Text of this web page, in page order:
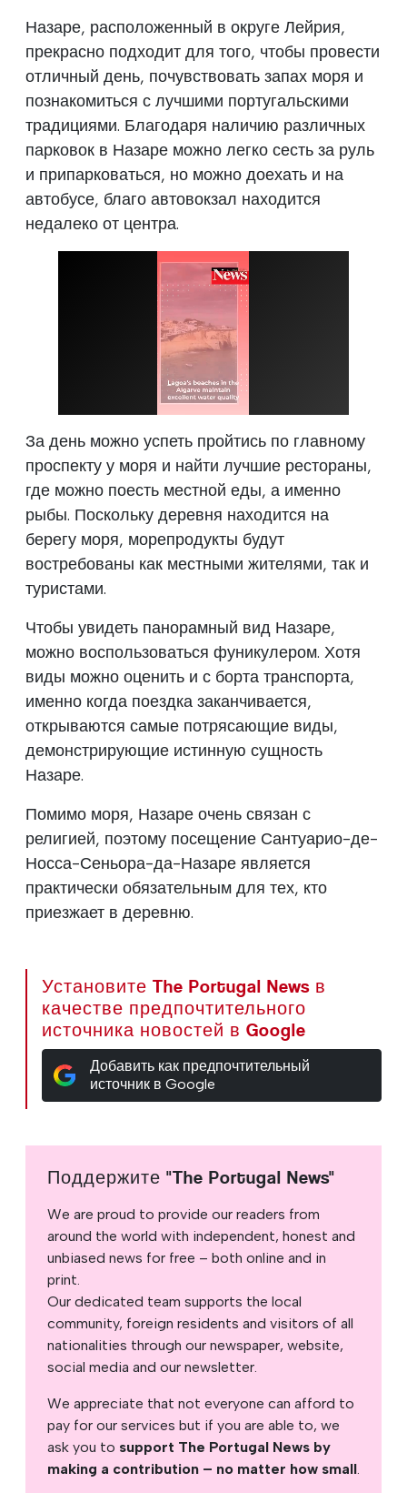
Назаре, расположенный в округе Лейрия,
прекрасно подходит для того, чтобы провести
отличный день, почувствовать запах моря и
познакомиться с лучшими португальскими
традициями. Благодаря наличию различных
парковок в Назаре можно легко сесть за руль
и припарковаться, но можно доехать и на
автобусе, благо автовокзал находится
недалеко от центра.
За день можно успеть пройтись по главному
проспекту у моря и найти лучшие рестораны,
где можно поесть местной еды, а именно
рыбы. Поскольку деревня находится на
берегу моря, морепродукты будут
востребованы как местными жителями, так и
туристами.
Чтобы увидеть панорамный вид Назаре,
можно воспользоваться фуникулером. Хотя
виды можно оценить и с борта транспорта,
именно когда поездка заканчивается,
открываются самые потрясающие виды,
демонстрирующие истинную сущность
Назаре.
Помимо моря, Назаре очень связан с
религией, поэтому посещение Сантуарио-де-
Носса-Сеньора-да-Назаре является
практически обязательным для тех, кто
приезжает в деревню.
Установите The Portugal News в
качестве предпочтительного
источника новостей в Google
Добавить как предпочтительный
источник в Google
Поддержите "The Portugal News"
We are proud to provide our readers from
around the world with independent, honest and
unbiased news for free – both online and in
print.
Our dedicated team supports the local
community, foreign residents and visitors of all
nationalities through our newspaper, website,
social media and our newsletter.
We appreciate that not everyone can afford to
pay for our services but if you are able to, we
ask you to support The Portugal News by
making a contribution – no matter how small.